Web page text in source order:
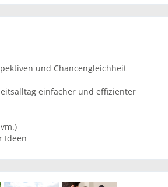
und Chancengleichheit
einfacher und effizienter
Ideen